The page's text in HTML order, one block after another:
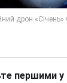
першими у